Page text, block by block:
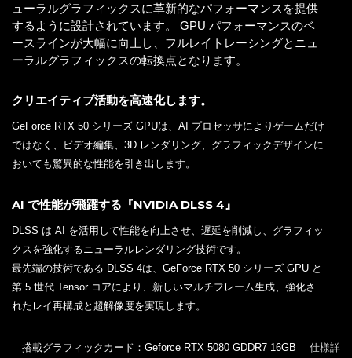
ューラルグラフィックスに革新的なパフォーマンスを提供
するように設計されています。 GPU パフォーマンスのベ
ースラインが大幅に向上し、フルレイトレーシングとニュ
ーラルグラフィックスの転換点となります。
クリエイティブ活動を高速化します。
GeForce RTX 50 シリーズ GPUは、AI プロセッサによりゲームだけ
ではなく、ビデオ編集、3D レンダリング、グラフィックデザインに
おいても驚異的な性能を引き出します。
AI で性能が飛躍する『NVIDIA DLSS 4』
DLSS は AI を活用して性能を向上させ、遅延を削減し、グラフィッ
クスを強化するニューラルレンダリング技術です。
最先端の技術である DLSS 4は、GeForce RTX 50 シリーズ GPU と
第 5 世代 Tensor コアにより、新しいマルチフレーム生成、強化さ
れたレイ再構成と超解像度を実現します。
搭載グラフィックカード：Geforce RTX 5080 GDDR7 16GB 仕様詳